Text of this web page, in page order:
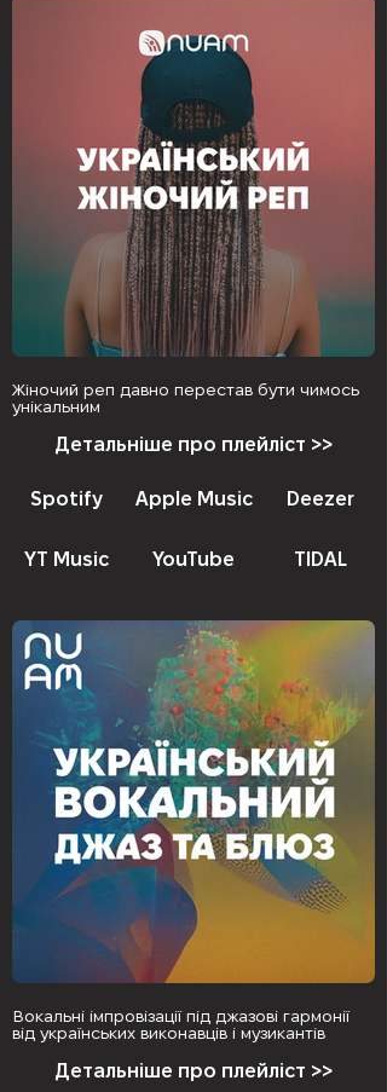
Жіночий реп давно перестав бути чимось
унікальним
Детальніше про плейліст >>
Spotify Apple Music Deezer
YT Music YouTube TIDAL
Вокальні імпровізації під джазові гармонії
від українських виконавців і музикантів
Детальніше про плейліст >>